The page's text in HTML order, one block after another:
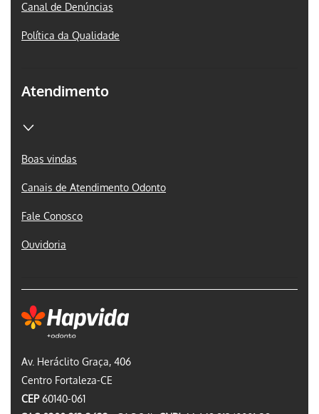
Av. Heráclito Graça, 406
Centro Fortaleza-CE
CEP60140-061
Canal de Denúncias
Política da Qualidade
Atendimento
Boas vindas
Canais de Atendimento Odonto
Fale Conosco
Ouvidoria